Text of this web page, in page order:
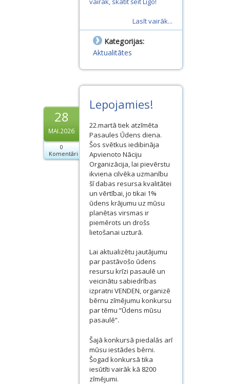
Lasīt vairāk...
Kategorijas:
Aktualitātes
28
MAI.2026
0
Komentāri
Lepojamies!
22.martā tiek atzīmēta
Pasaules Ūdens diena.
Šos svētkus iedibināja
Apvienoto Nāciju
Organizācija, lai pievērstu
ikviena cilvēka uzmanību
šī dabas resursa kvalitātei
un vērtībai, jo tikai 1%
ūdens krājumu uz mūsu
planētas virsmas ir
piemērots un drošs
lietošanai uzturā.
Lai aktualizētu jautājumu
par pastāvošo ūdens
resursu krīzi pasaulē un
veicinātu sabiedrības
izpratni VENDEN, organizē
bērnu zīmējumu konkursu
par tēmu “Ūdens mūsu
pasaulē”.
Šajā konkursā piedalās arī
mūsu iestādes bērni.
Šogad konkursā tika
iesūtīti vairāk kā 8200
zīmējumi.